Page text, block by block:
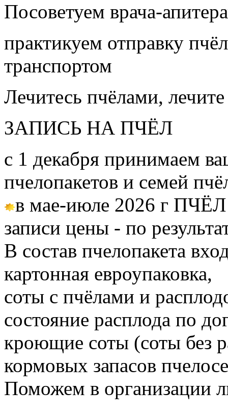
Посоветуем врача-
практикуем отправку
транспортом
Лечитесь пчёлами,
ЗАПИСЬ НА ПЧЁЛ
с 1 декабря принимаем
пчелопакетов и семей
в мае-июле 2026 г
записи цены - по
В состав пчелопакета
картонная евроупаковка,
соты с пчёлами и
состояние расплода по
кроющие соты (соты без
кормовых запасов
Поможем в организации